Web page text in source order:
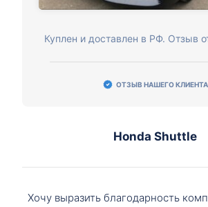
Куплен и доставлен в РФ. Отзыв
ОТЗЫВ НАШЕГО КЛИЕНТА
Honda Shuttle
Хочу выразить благодарность